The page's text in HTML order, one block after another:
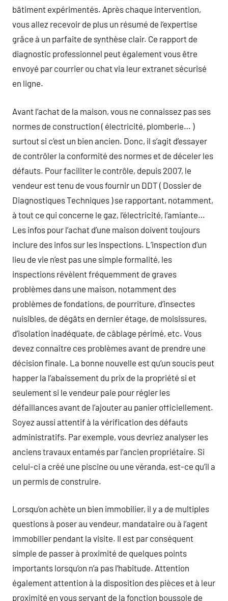
bâtiment expérimentés. Après chaque intervention,
vous allez recevoir de plus un résumé de l’expertise
grâce à un parfaite de synthèse clair. Ce rapport de
diagnostic professionnel peut également vous être
envoyé par courrier ou chat via leur extranet sécurisé
en ligne.
Avant l’achat de la maison, vous ne connaissez pas ses
normes de construction ( électricité, plomberie… )
surtout si c’est un bien ancien. Donc, il s’agit d’essayer
de contrôler la conformité des normes et de déceler les
défauts. Pour faciliter le contrôle, depuis 2007, le
vendeur est tenu de vous fournir un DDT ( Dossier de
Diagnostiques Techniques ) se rapportant, notamment,
à tout ce qui concerne le gaz, l’électricité, l’amiante…
Les infos pour l’achat d’une maison doivent toujours
inclure des infos sur les inspections. L’inspection d’un
lieu de vie n’est pas une simple formalité, les
inspections révèlent fréquemment de graves
problèmes dans une maison, notamment des
problèmes de fondations, de pourriture, d’insectes
nuisibles, de dégâts en dernier étage, de moisissures,
d’isolation inadéquate, de câblage périmé, etc. Vous
devez connaître ces problèmes avant de prendre une
décision finale. La bonne nouvelle est qu’un soucis peut
happer la l’abaissement du prix de la propriété si et
seulement si le vendeur paie pour régler les
défaillances avant de l’ajouter au panier officiellement.
Soyez aussi attentif à la vérification des défauts
administratifs. Par exemple, vous devriez analyser les
anciens travaux entamés par l’ancien propriétaire. Si
celui-ci a créé une piscine ou une véranda, est-ce qu’il a
un permis de construire.
Lorsqu’on achète un bien immobilier, il y a de multiples
questions à poser au vendeur, mandataire ou à l’agent
immobilier pendant la visite. Il est par conséquent
simple de passer à proximité de quelques points
importants lorsqu’on n’a pas l’habitude. Attention
également attention à la disposition des pièces et à leur
proximité en vous servant de la fonction boussole de